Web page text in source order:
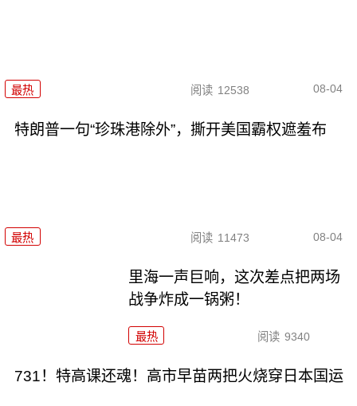
最热 阅读 12538 08-04
特朗普一句“珍珠港除外”，撕开美国霸权遮羞布
最热 阅读 11473 08-04
里海一声巨响，这次差点把两场
战争炸成一锅粥！
最热 阅读 9340
731！特高课还魂！高市早苗两把火烧穿日本国运